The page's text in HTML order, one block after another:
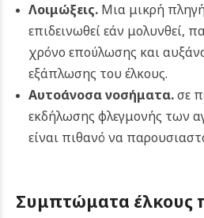
Λοιμώξεις.Μια μικρή
επιδεινωθεί εάν μολυνθεί,
χρόνο επούλωσης και
εξάπλωσης του έλκους.
Αυτοάνοσα νοσήματα.σε
εκδήλωσης φλεγμονής των
είναι πιθανό να
Συμπτώματα έλκους